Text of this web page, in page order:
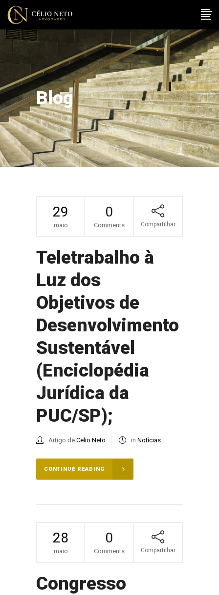
Blog
29
maio
0
Comments Compartilhar
Teletrabalho à
Luz dos
Objetivos de
Desenvolvimento
Sustentável
(Enciclopédia
Jurídica da
PUC/SP);
Artigo de Celio Neto in Notícias
CONTINUE READING
28
maio
0
Comments Compartilhar
Congresso